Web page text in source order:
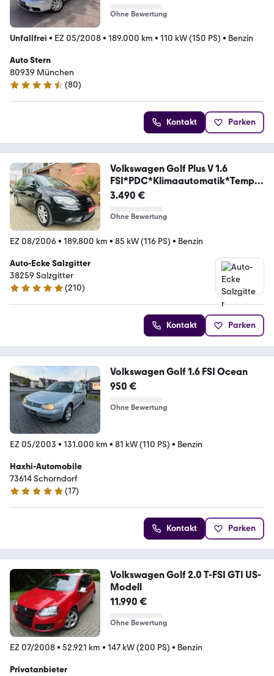
Ohne Bewertung
Unfallfrei • EZ 05/2008• 189.000 km • 110 kW (150 PS) • Benzin
Auto Stern
80939 München
4.6 Sterne
(80)
Kontakt Parken
Volkswagen Golf Plus V 1.6
FSI*PDC*Klimaautomatik*Tempo
mat*
3.490 €
Ohne Bewertung
EZ 08/2006• 189.800 km • 85 kW (116 PS) • Benzin
Auto-Ecke Salzgitter
38259 Salzgitter
4.9 Sterne
(210)
Kontakt Parken
Volkswagen Golf 1.6 FSI Ocean
950 €
Ohne Bewertung
EZ 05/2003 • 131.000 km • 81 kW (110 PS) • Benzin
Haxhi-Automobile
73614 Schorndorf
4.8 Sterne
(17)
Kontakt Parken
Volkswagen Golf 2.0 T-FSI GTI US-
Modell
11.990 €
Ohne Bewertung
EZ 07/2008• 52.921 km • 147 kW (200 PS) • Benzin
Privatanbieter